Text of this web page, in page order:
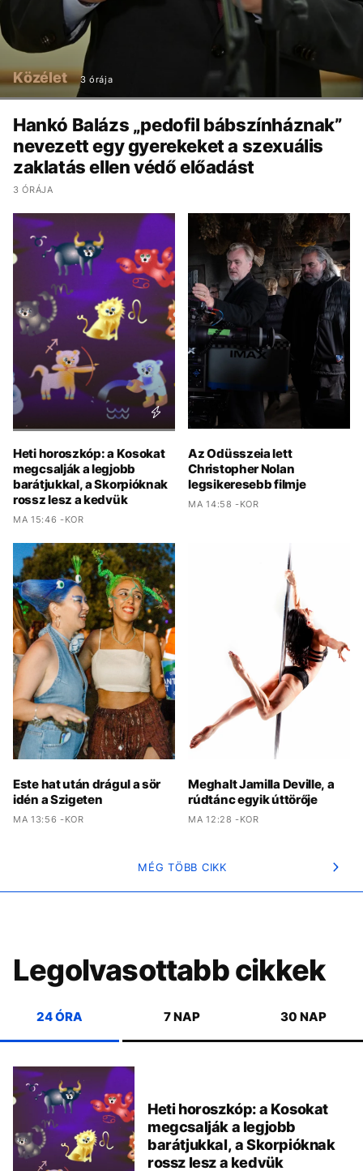
Közélet 3 órája
Hankó Balázs „pedofil bábszínháznak”
nevezett egy gyerekeket a szexuális
zaklatás ellen védő előadást
3 ÓRÁJA
Heti horoszkóp: a Kosokat
megcsalják a legjobb
barátjukkal, a Skorpióknak
rossz lesz a kedvük
MA 15:46 -KOR
Az Odüsszeia lett
Christopher Nolan
legsikeresebb filmje
MA 14:58 -KOR
Este hat után drágul a sör
idén a Szigeten
MA 13:56 -KOR
Meghalt Jamilla Deville, a
rúdtánc egyik úttörője
MA 12:28 -KOR
MÉG TÖBB CIKK
Legolvasottabb cikkek
24 ÓRA 7 NAP 30 NAP
Heti horoszkóp: a Kosokat
megcsalják a legjobb
barátjukkal, a Skorpióknak
rossz lesz a kedvük